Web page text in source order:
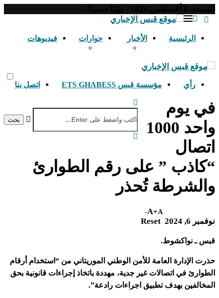
الرئيسية الأخبار حوارات فيديوهات
رأي مؤسسة قبس ETS GHABESS اتصل بنا
بحث
في يوم
واحد 1000
اتصال
“كاذب ” على رقم الطوارئ
والشرطة تُحذر
نوفمبر 6, 2024
A+A-
Reset
قبس ـ نواكشوط.
حذرت الإدارة العامة للأمن الوطني الموريتاني من “استخدام أرقام
الطوارئ في اتصالات غير جدية، مهددة باتخاذ إجراءات قانونية بحق
المخالفين بهدف تطبيق اجراءات رادعة”.